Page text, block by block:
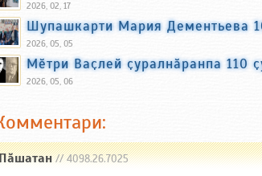
2026, 02, 17
Шупашкарти Мария Дементьева
2026, 05, 05
Мӗтри Ваҫлей ҫуралнӑранпа 110
2026, 05, 06
// 4098.26.7025